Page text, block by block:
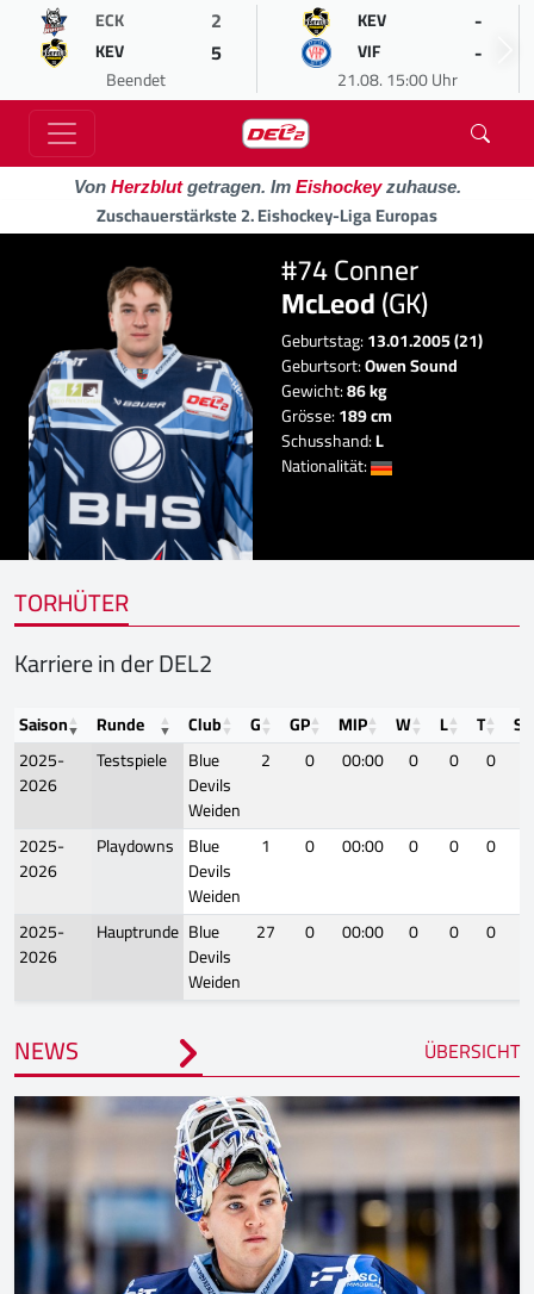
ECK 2
KEV 5
Beendet
KEV -
VIF -
21.08. 15:00 Uhr
Von Herzblutgetragen. Im Eishockeyzuhause.
Zuschauerstärkste 2. Eishockey-Liga Europas
#74 Conner
McLeod(GK)
Geburtstag:13.01.2005 (21)
Geburtsort:Owen Sound
Gewicht:86 kg
Grösse:189 cm
Schusshand:L
Nationalität:
TORHÜTER
Karriere in der DEL2
Saison Runde Club G GP MIP W L T
SO
2025-
2026
Testspiele
Blue
Devils
Weiden
2 0 00:00 0 0 0
2025-
2026
Playdowns Blue
Devils
Weiden
1 0 00:00 0 0 0
2025-
2026
Hauptrunde Blue
Devils
Weiden
27 0 00:00 0 0 0
NEWS ÜBERSICHT